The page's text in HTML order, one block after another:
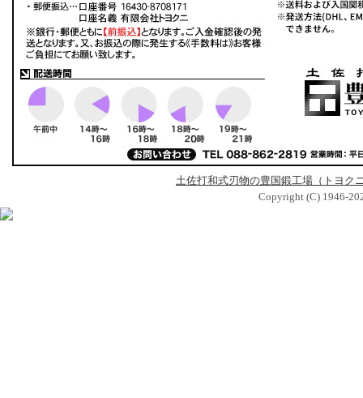
土佐打和式刃物の豊国鍛工場（トヨク
Copyright (C) 1946-